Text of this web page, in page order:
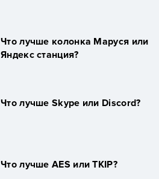
Что лучше колонка Маруся или
Яндекс станция?
Что лучше Skype или Discord?
Что лучше AES или TKIP?